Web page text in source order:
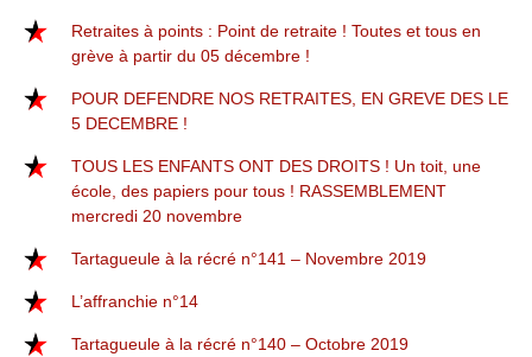
Retraites à points : Point de retraite ! Toutes et tous en
grève à partir du 05 décembre !
POUR DEFENDRE NOS RETRAITES, EN GREVE DES LE
5 DECEMBRE !
TOUS LES ENFANTS ONT DES DROITS ! Un toit, une
école, des papiers pour tous ! RASSEMBLEMENT
mercredi 20 novembre
Tartagueule à la récré n°141 – Novembre 2019
L’affranchie n°14
Tartagueule à la récré n°140 – Octobre 2019